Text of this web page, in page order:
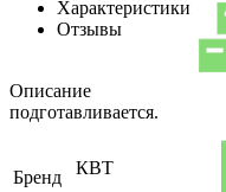
Характеристики
Отзывы
Описание
подготавливается.
Бренд КВТ